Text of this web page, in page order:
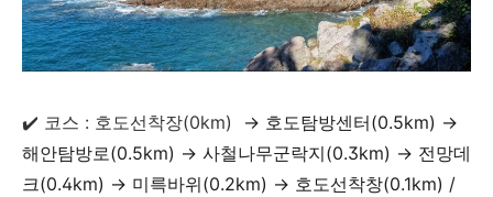
✔️ 코스 : 호도선착장(0km) → 호도탐방센터(0.5km) →
해안탐방로(0.5km) → 사철나무군락지(0.3km) → 전망데
크(0.4km) → 미륵바위(0.2km) → 호도선착창(0.1km) /